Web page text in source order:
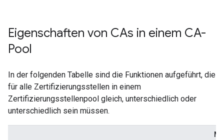
Eigenschaften von CAs in einem CA-
Pool
In der folgenden Tabelle sind die Funktionen aufgeführt, die
für alle Zertifizierungsstellen in einem
Zertifizierungsstellenpool gleich, unterschiedlich oder
unterschiedlich sein müssen.